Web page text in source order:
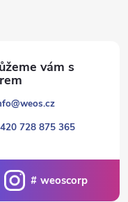
@weos.cz
728 875 365
weoscorp